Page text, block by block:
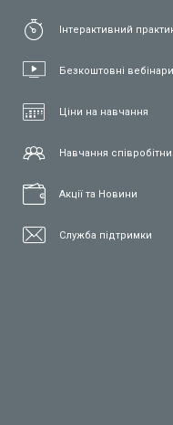
Інтерактивний
Безкоштовні вебінари
Ціни на навчання
Навчання
Акції та Новини
Служба підтримки